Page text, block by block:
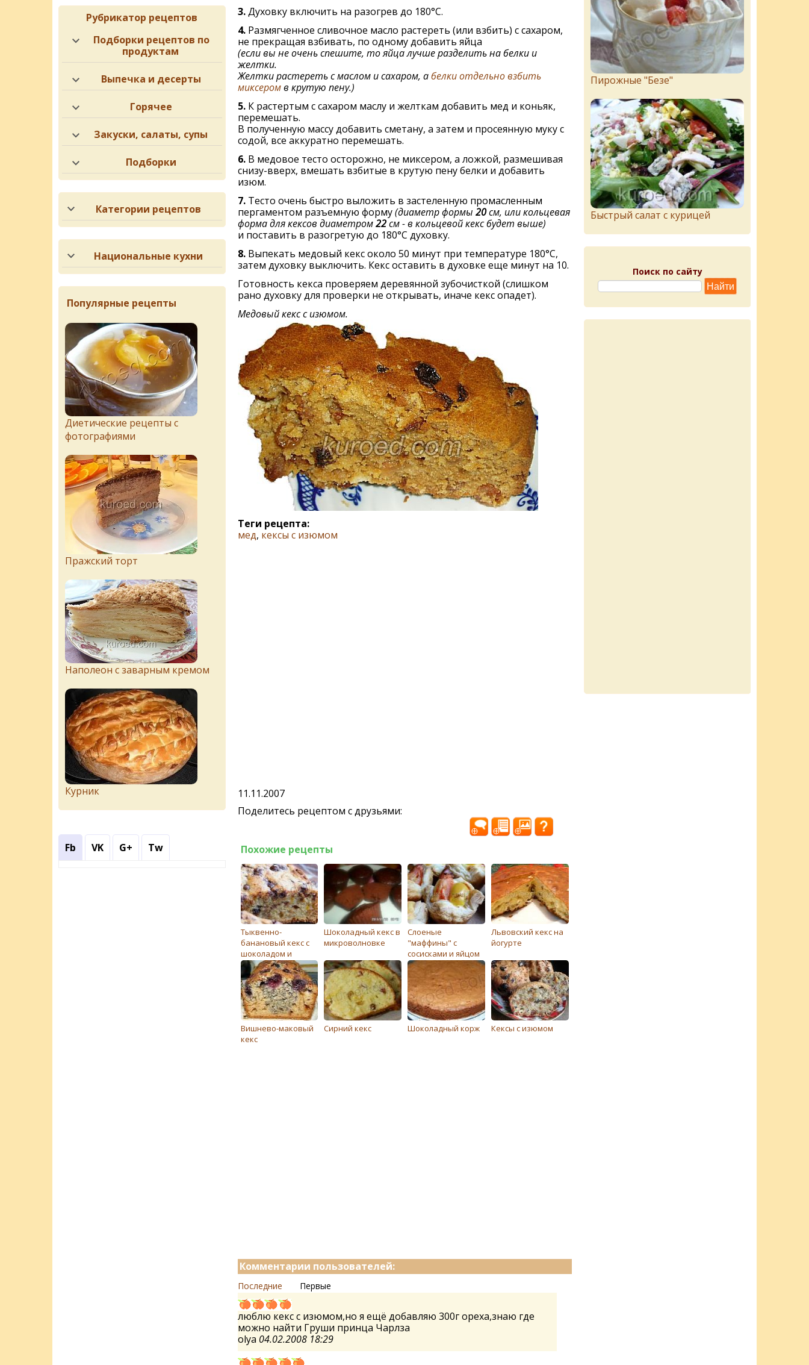
3.Духовку включить на разогрев до 180°С.
4.Размягченное сливочное масло растереть (или взбить) с сахаром,
не прекращая взбивать, по одному добавить яйца
(если вы не очень спешите, то яйца лучше разделить на белки и
желтки.
Желтки растереть с маслом и сахаром, абелки отдельно взбить
миксеромв крутую пену.)
5.К растертым с сахаром маслу и желткам добавить мед и коньяк,
перемешать.
В полученную массу добавить сметану, а затем и просеянную муку с
содой, все аккуратно перемешать.
6. В медовое тесто осторожно, не миксером, а ложкой, размешивая
снизу-вверх, вмешать взбитые в крутую пену белки и добавить
изюм.
7. Тесто очень быстро выложить в застеленную промасленным
пергаментом разъемную форму(диаметр формы 20см, или кольцевая
форма для кексов диаметром22см - в кольцевой кекс будет выше)
и поставить в разогретую до 180°C духовку.
8.Выпекать медовый кекс около 50 минут при температуре 180°C,
затем духовку выключить. Кекс оставить в духовке еще минут на 10.
Готовность кекса проверяем деревянной зубочисткой (слишком
рано духовку для проверки не открывать, иначе кекс опадет).
Медовый кекс с изюмом.
Теги рецепта:
мед, кексы с изюмом
11.11.2007
Поделитесь рецептом с друзьями:
Похожие рецепты
Тыквенно-
банановый кекс с
шоколадом и
медом
Шоколадный кекс в
микроволновке
Слоеные
"маффины" с
сосисками и яйцом
Львовский кекс на
йогурте
Вишнево-маковый
кекс
Сирний кекс Шоколадный корж Кексы с изюмом
Комментарии пользователей:
Последние Первые
люблю кекс с изюмом,но я ещё добавляю 300г ореха,знаю где
можно найти Груши принца Чарлза
olya 04.02.2008 18:29
Рубрикатор рецептов
Подборки рецептов по
продуктам
Выпечка и десерты
Горячее
Закуски, салаты, супы
Подборки
Категории рецептов
Национальные кухни
Популярные рецепты
Диетические рецепты с
фотографиями
Пражский торт
Наполеон с заварным кремом
Курник
Fb VK G+ Tw
Пирожныe "Бeзe"
Быстрый салат с курицей
Поиск по сайту